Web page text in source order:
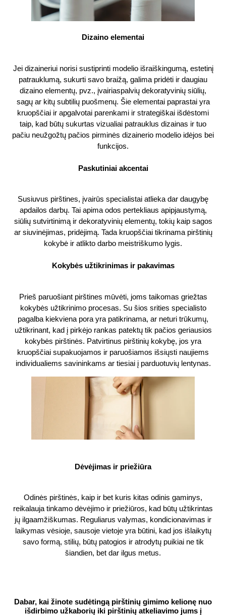
Dizaino elementai
Jei dizaineriui norisi sustiprinti modelio išraiškingumą, estetinį
patrauklumą, sukurti savo braižą, galima pridėti ir daugiau
dizaino elementų, pvz., įvairiaspalvių dekoratyvinių siūlių,
sagų ar kitų subtilių puošmenų. Šie elementai paprastai yra
kruopščiai ir apgalvotai parenkami ir strategiškai išdėstomi
taip, kad būtų sukurtas vizualiai patrauklus dizainas ir tuo
pačiu neužgožtų pačios pirminės dizainerio modelio idėjos bei
funkcijos.
Paskutiniai akcentai
Susiuvus pirštines, įvairūs specialistai atlieka dar daugybę
apdailos darbų. Tai apima odos pertekliaus apipjaustymą,
siūlių sutvirtinimą ir dekoratyvinių elementų, tokių kaip sagos
ar siuvinėjimas, pridėjimą. Tada kruopščiai tikrinama pirštinių
kokybė ir atlikto darbo meistriškumo lygis.
Kokybės užtikrinimas ir pakavimas
Prieš paruošiant pirštines mūvėti, joms taikomas griežtas
kokybės užtikrinimo procesas. Su šios srities specialisto
pagalba kiekviena pora yra patikrinama, ar neturi trūkumų,
užtikrinant, kad į pirkėjo rankas patektų tik pačios geriausios
kokybės pirštinės. Patvirtinus pirštinių kokybę, jos yra
kruopščiai supakuojamos ir paruošiamos išsiųsti naujiems
individualiems savininkams ar tiesiai į parduotuvių lentynas.
Dėvėjimas ir priežiūra
Odinės pirštinės, kaip ir bet kuris kitas odinis gaminys,
reikalauja tinkamo dėvėjimo ir priežiūros, kad būtų užtikrintas
jų ilgaamžiškumas. Reguliarus valymas, kondicionavimas ir
laikymas vėsioje, sausoje vietoje yra būtini, kad jos išlaikytų
savo formą, stilių, būtų patogios ir atrodytų puikiai ne tik
šiandien, bet dar ilgus metus.
Dabar, kai žinote sudėtingą pirštinių gimimo kelionę nuo
išdirbimo užkaborių iki pirštinių atkeliavimo jums į